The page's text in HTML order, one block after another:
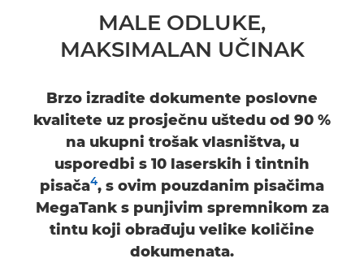
Tehnički podaci
Podrška
MALE ODLUKE,
MAKSIMALAN UČINAK
Brzo izradite dokumente poslovne
kvalitete uz prosječnu uštedu od 90 %
na ukupni trošak vlasništva, u
usporedbi s 10 laserskih i tintnih
pisača4, s ovim pouzdanim pisačima
MegaTank s punjivim spremnikom za
tintu koji obrađuju velike količine
dokumenata.